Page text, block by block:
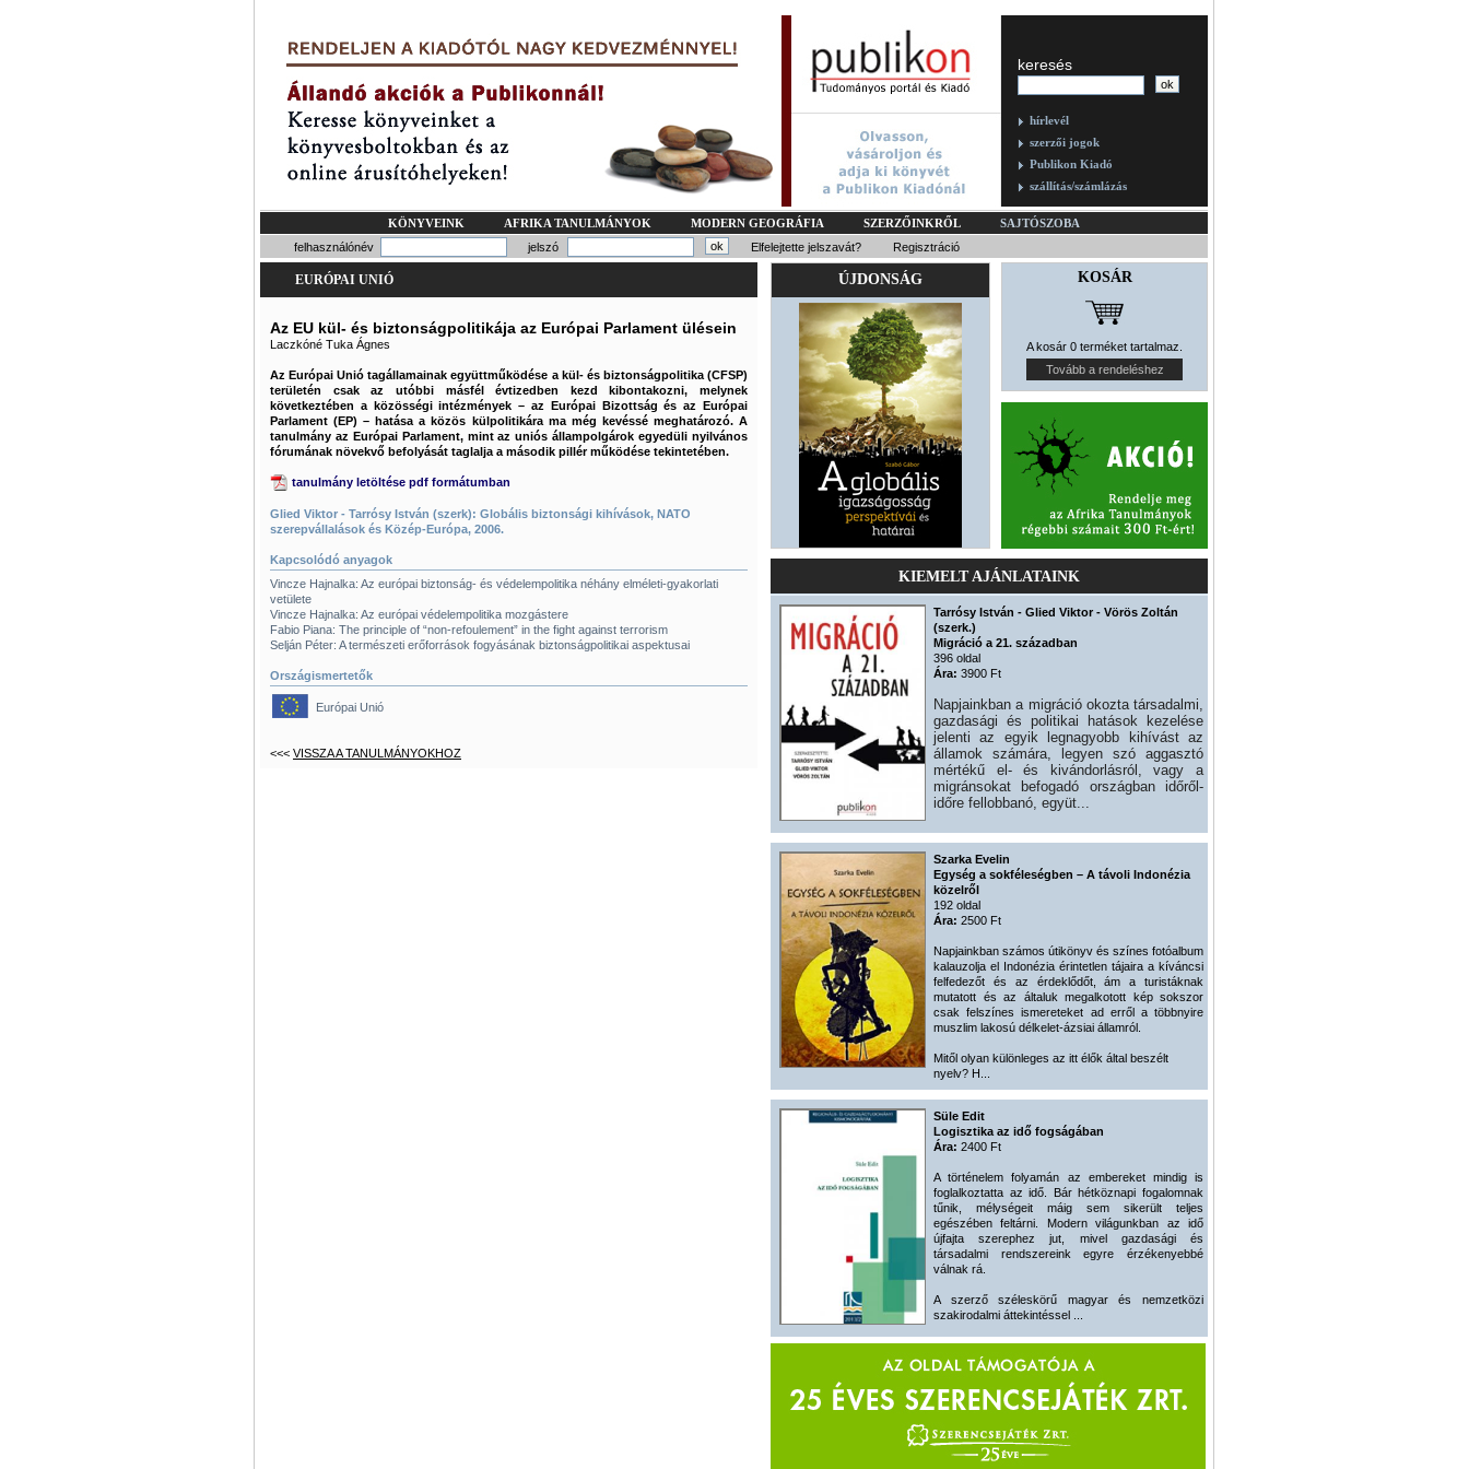
keresés
hírlevél
szerzői jogok
Publikon Kiadó
szállítás/számlázás
KÖNYVEINK AFRIKA TANULMÁNYOK MODERN GEOGRÁFIA SZERZŐINKRŐL
SAJTÓSZOBA
felhasználónév
jelszó Elfelejtette jelszavát? Regisztráció
EURÓPAI UNIÓ
Az EU kül- és biztonságpolitikája az Európai Parlament ülésein
Laczkóné Tuka Ágnes
Az Európai Unió tagállamainak együttműködése a kül- és biztonságpolitika (CFSP)
területén csak az utóbbi másfél évtizedben kezd kibontakozni, melynek
következtében a közösségi intézmények – az Európai Bizottság és az Európai
Parlament (EP) – hatása a közös külpolitikára ma még kevéssé meghatározó. A
tanulmány az Európai Parlament, mint az uniós állampolgárok egyedüli nyilvános
fórumának növekvő befolyását taglalja a második pillér működése tekintetében.
tanulmány letöltése pdf formátumban
Glied Viktor - Tarrósy István (szerk): Globális biztonsági kihívások, NATO
szerepvállalások és Közép-Európa, 2006.
Kapcsolódó anyagok
Vincze Hajnalka: Az európai biztonság- és védelempolitika néhány elméleti-gyakorlati
vetülete
Vincze Hajnalka: Az európai védelempolitika mozgástere
Fabio Piana: The principle of “non-refoulement” in the fight against terrorism
Selján Péter: A természeti erőforrások fogyásának biztonságpolitikai aspektusai
Országismertetők
Európai Unió
<<< VISSZA A TANULMÁNYOKHOZ
ÚJDONSÁG KOSÁR
A kosár 0 terméket tartalmaz.
Tovább a rendeléshez
KIEMELT AJÁNLATAINK
Tarrósy István - Glied Viktor - Vörös Zoltán
(szerk.)
Migráció a 21. században
396 oldal
Ára: 3900 Ft
Napjainkban a migráció okozta társadalmi,
gazdasági és politikai hatások kezelése
jelenti az egyik legnagyobb kihívást az
államok számára, legyen szó aggasztó
mértékű el- és kivándorlásról, vagy a
migránsokat befogadó országban időről-
időre fellobbanó, együt...
Szarka Evelin
Egység a sokféleségben – A távoli Indonézia
közelről
192 oldal
Ára: 2500 Ft
Napjainkban számos útikönyv és színes fotóalbum
kalauzolja el Indonézia érintetlen tájaira a kíváncsi
felfedezőt és az érdeklődőt, ám a turistáknak
mutatott és az általuk megalkotott kép sokszor
csak felszínes ismereteket ad erről a többnyire
muszlim lakosú délkelet-ázsiai államról.
Mitől olyan különleges az itt élők által beszélt
nyelv? H...
Süle Edit
Logisztika az idő fogságában
Ára: 2400 Ft
A történelem folyamán az embereket mindig is
foglalkoztatta az idő. Bár hétköznapi fogalomnak
tűnik, mélységeit máig sem sikerült teljes
egészében feltárni. Modern világunkban az idő
újfajta szerephez jut, mivel gazdasági és
társadalmi rendszereink egyre érzékenyebbé
válnak rá.
A szerző széleskörű magyar és nemzetközi
szakirodalmi áttekintéssel ...